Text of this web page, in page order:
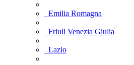
Emilia Romagna
Friuli Venezia Giulia
Lazio